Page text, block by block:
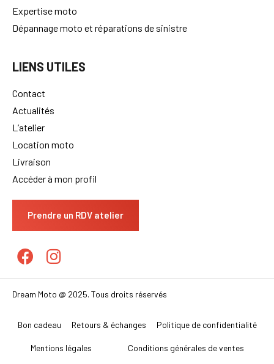
Expertise moto
Dépannage moto et réparations de sinistre
LIENS UTILES
Contact
Actualités
L’atelier
Location moto
Livraison
Accéder à mon profil
Prendre un RDV atelier
Dream Moto @ 2025. Tous droits réservés
Bon cadeau Retours & échanges Politique de confidentialité
Mentions légales Conditions générales de ventes